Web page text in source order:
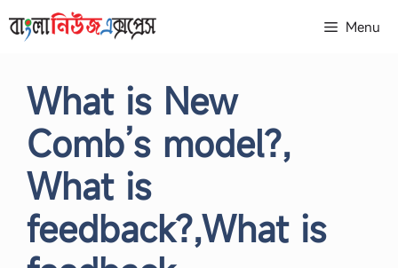
to
Menu
What is New
Comb’s model?,
What is
feedback?,What is